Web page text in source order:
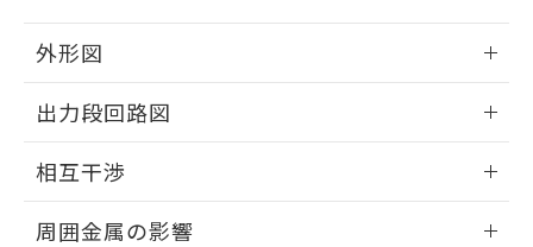
外形図
外形図
出力段回路図
出力段回路図
相互干渉
周囲金属の影響
※当社の共同利用者とは、"個人情報
の共同利用に関して"
用者の範囲」に記載されている法人を
とができます。
EU RoHS指令（10物質）の非含有証明書
51物質の非含有証明書（当社基準）
※本証明書は発行日時点で非含有を証明す
ものではありません。
また、RoHS指令のフタル酸エステル類４
物質の対応では、対応完了までの期間は出